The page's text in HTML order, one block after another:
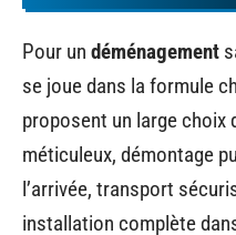
Pour un déménagement
se joue dans la formule
proposent un large choix
méticuleux, démontage
l’arrivée, transport
installation complète